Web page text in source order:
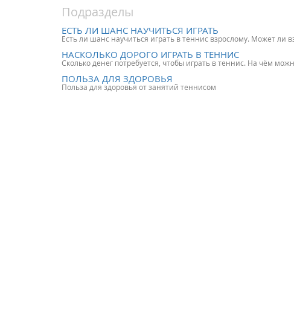
Подразделы
ЕСТЬ ЛИ ШАНС НАУЧИТЬСЯ ИГРАТЬ
Есть ли шанс научиться играть в теннис взрослому. Может ли
НАСКОЛЬКО ДОРОГО ИГРАТЬ В ТЕННИС
Сколько денег потребуется, чтобы играть в теннис. На чём
ПОЛЬЗА ДЛЯ ЗДОРОВЬЯ
Польза для здоровья от занятий теннисом